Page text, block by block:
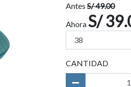
Antes S/ 49.00
Ahora S/
CANTIDAD